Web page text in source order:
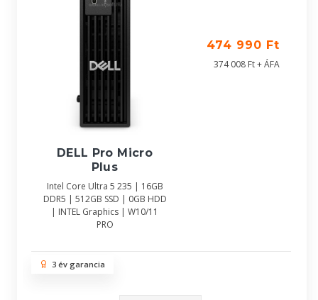
DELL Pro Micro
Plus
Intel Core Ultra 5 235 | 16GB
DDR5 | 512GB SSD | 0GB HDD
| INTEL Graphics | W10/11
PRO
474 990 Ft
374 008 Ft + ÁFA
3 év garancia